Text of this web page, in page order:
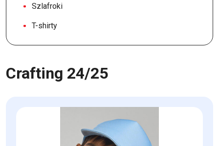
Szlafroki
T-shirty
Crafting 24/25